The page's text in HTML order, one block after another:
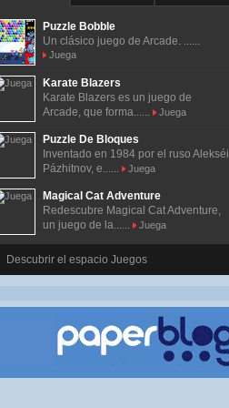
Puzzle Bobble
Un clásico juego de Arcade. ......
Juega
Karate Blazers
Karate Blazers es un juego de
Arcade, que forma......
Juega
Puzzle De Bloques
Inventado en 1984 por el ruso Alekséi
Pázhitnov, e......
Juega
Magical Cat Adventure
Redescubre Magical Cat Adventure,
un juego de la......
Juega
Descubrir el espacio Juegos